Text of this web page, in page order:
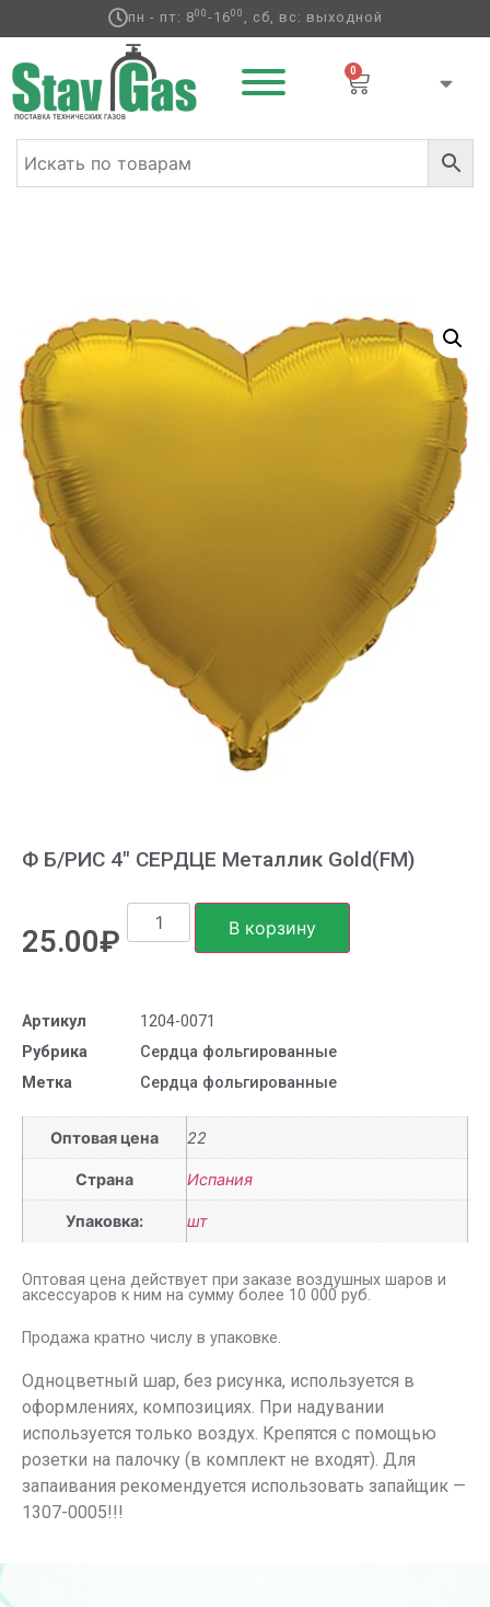
пн - пт: 800-1600 , сб, вс: выходной
0
Ф Б/РИС 4″ СЕРДЦЕ Металлик Gold(FM)
25.00₽ В корзину
Артикул
1204-0071
Рубрика
Сердца фольгированные
Метка
Сердца фольгированные
Оптовая цена 22
Страна Испания
Упаковка: шт
Оптовая цена действует при заказе воздушных шаров и
аксессуаров к ним на сумму более 10 000 руб.
Продажа кратно числу в упаковке.
Одноцветный шар, без рисунка, используется в
оформлениях, композициях. При надувании
используется только воздух. Крепятся с помощью
розетки на палочку (в комплект не входят). Для
запаивания рекомендуется использовать запайщик —
1307-0005!!!